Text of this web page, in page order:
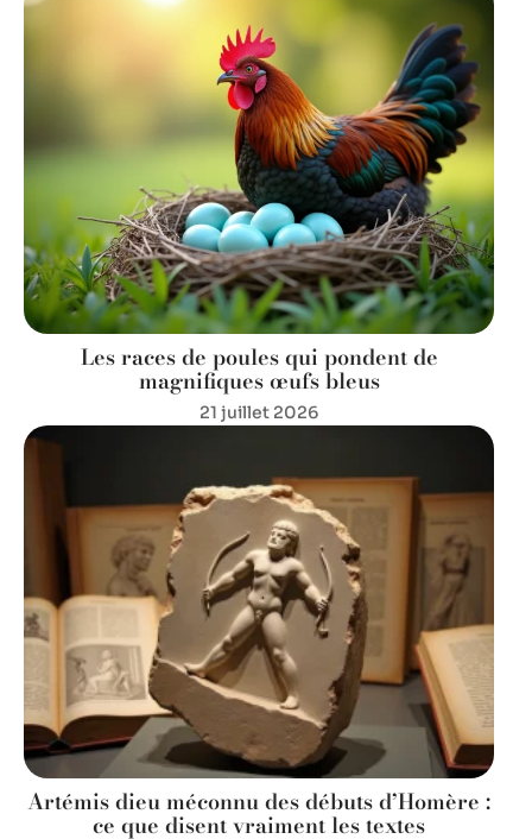
Les races de poules qui pondent de
magnifiques œufs bleus
21 juillet 2026
Artémis dieu méconnu des débuts d’Homère :
ce que disent vraiment les textes